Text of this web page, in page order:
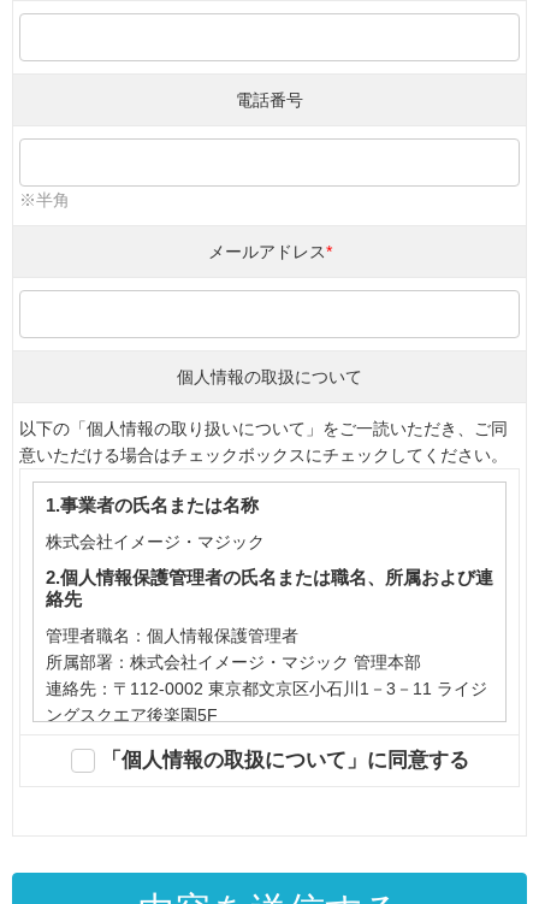
電話番号
※半角
メールアドレス*
個人情報の取扱について
以下の「個人情報の取り扱いについて」をご一読いただき、ご同
意いただける場合はチェックボックスにチェックしてください。
1.事業者の氏名または名称
株式会社イメージ・マジック
2.個人情報保護管理者の氏名または職名、所属および連
絡先
管理者職名：個人情報保護管理者
所属部署：株式会社イメージ・マジック 管理本部
連絡先：〒112-0002 東京都文京区小石川1－3－11 ライジ
ングスクエア後楽園5F
3.個人情報の利用目的
・当社会員サービスの申し込み受付と登録のため（ご本人
「個人情報の取扱について」に同意する